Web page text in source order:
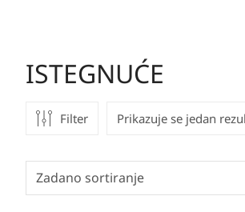
ISTEGNUĆE
Filter Prikazuje se jedan